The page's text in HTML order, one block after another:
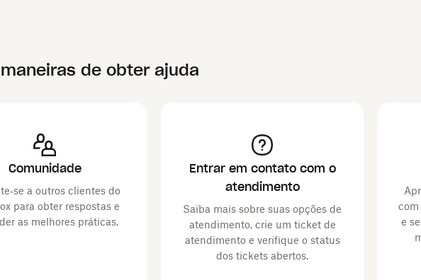
de obter ajuda
Comunidade
a outros clientes do
para obter respostas e
as melhores práticas.
Entrar em contato com o
atendimento
Saiba mais sobre suas opções de
atendimento, crie um ticket de
atendimento e verifique o status
dos tickets abertos.
e